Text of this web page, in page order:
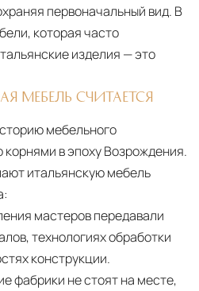
первоначальный вид. В
которая часто
изделия — это
МЕБЕЛЬ СЧИТАЕТСЯ
мебельного
в эпоху Возрождения.
итальянскую мебель
мастеров передавали
технологиях обработки
конструкции.
фабрики не стоят на месте,